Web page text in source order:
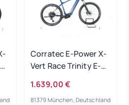
Corratec E-Power X-
Vert Race Trinity E-
1.639,00 €
81379 München, Deutschland